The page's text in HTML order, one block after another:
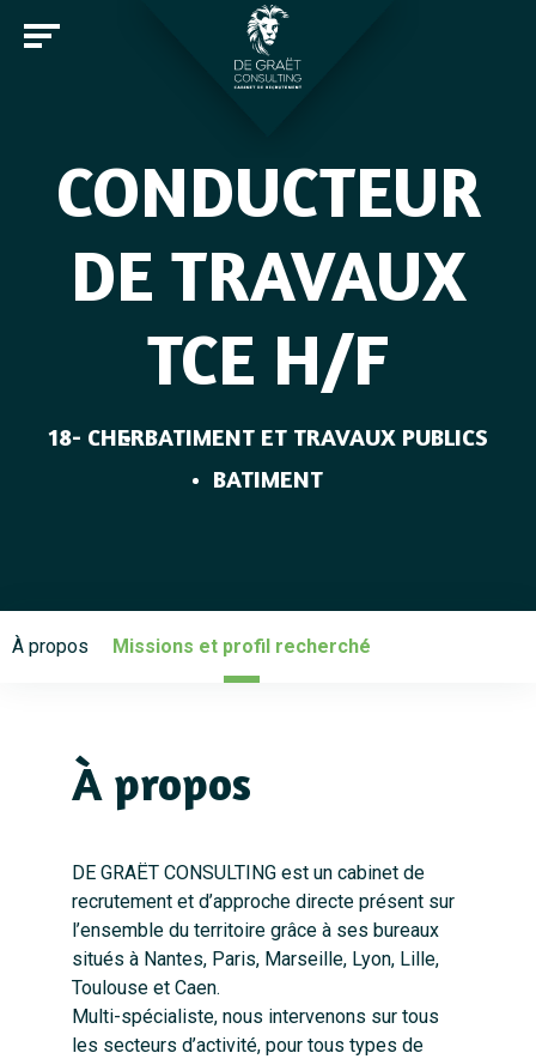
Candidats
Contact
CONDUCTEUR
DE TRAVAUX
TCE H/F
18- CHERBATIMENT ET TRAVAUX PUBLICS
BATIMENT
À propos Missions et profil recherché
À propos
DE GRAËT CONSULTING est un cabinet de
recrutement et d’approche directe présent sur
l’ensemble du territoire grâce à ses bureaux
situés à Nantes, Paris, Marseille, Lyon, Lille,
Toulouse et Caen.
Multi-spécialiste, nous intervenons sur tous
les secteurs d’activité, pour tous types de